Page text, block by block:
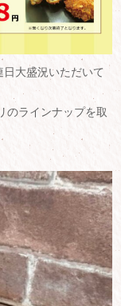
大盛況いただいて
のラインナップを取